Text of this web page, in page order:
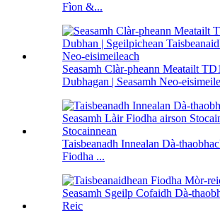
Fìon &...
Seasamh Clàr-pheann Meatailt
Dubhagan | Seasamh Neo-
Taisbeanadh Innealan Dà-
Fiodha ...